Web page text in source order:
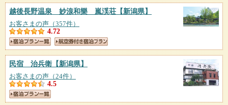
越後長野温泉 妙湶和樂 嵐渓荘 【新潟県】
お客さまの声（357件）
4.72
民宿 治兵衛【新潟県】
お客さまの声（24件）
4.5